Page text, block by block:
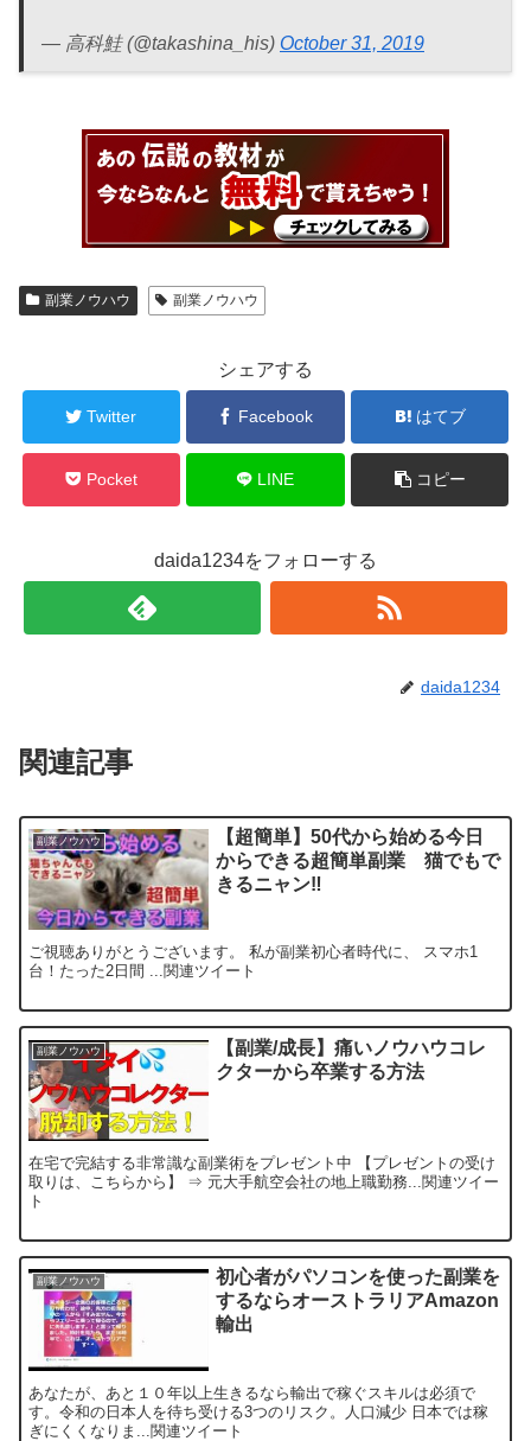
— 高科鮭 (@takashina_his) October 31, 2019
副業ノウハウ 副業ノウハウ
シェアする
Twitter Facebook はてブ
Pocket LINE コピー
daida1234をフォローする
daida1234
関連記事
副業ノウハウ
【超簡単】50代から始める今日
からできる超簡単副業 猫でもで
きるニャン‼
ご視聴ありがとうございます。 私が副業初心者時代に、 スマホ1
台！たった2日間 ...関連ツイート
副業ノウハウ
【副業/成長】痛いノウハウコレ
クターから卒業する方法
在宅で完結する非常識な副業術をプレゼント中 【プレゼントの受け
取りは、こちらから】 ⇒ 元大手航空会社の地上職勤務...関連ツイー
ト
副業ノウハウ
初心者がパソコンを使った副業を
するならオーストラリアAmazon
輸出
あなたが、あと１０年以上生きるなら輸出で稼ぐスキルは必須で
す。令和の日本人を待ち受ける3つのリスク。人口減少 日本では稼
ぎにくくなりま...関連ツイート